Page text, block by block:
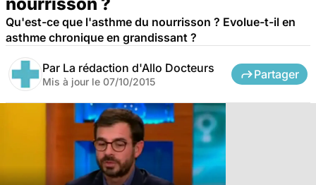
Qu'est-ce que l'asthme du nourrisson ? Evolue-t-il en
asthme chronique en grandissant ?
Par La rédaction d'Allo Docteurs
Mis à jour le 07/10/2015
Partager